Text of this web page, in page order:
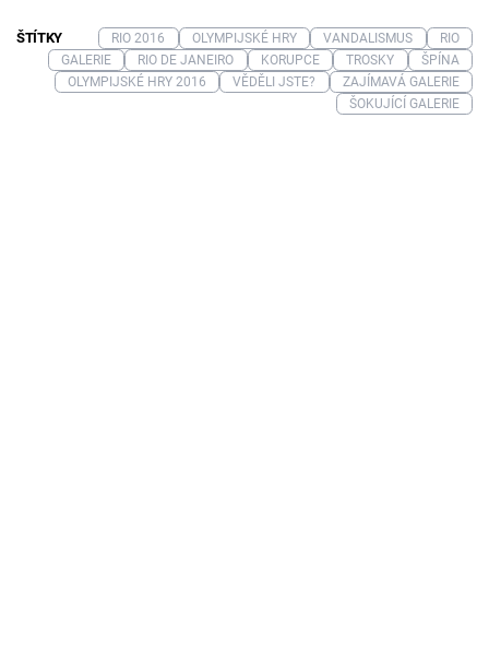
ŠTÍTKY RIO 2016 OLYMPIJSKÉ HRY VANDALISMUS
RIO
GALERIE
RIO DE JANEIRO KORUPCE TROSKY
ŠPÍNA
OLYMPIJSKÉ HRY 2016
VĚDĚLI JSTE?
ZAJÍMAVÁ GALERIE
ŠOKUJÍCÍ GALERIE